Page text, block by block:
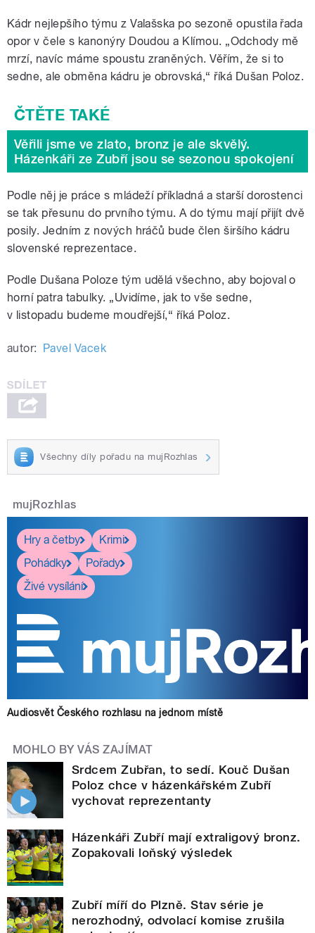
Kádr nejlepšího týmu z Valašska po sezoně opustila řada
opor v čele s kanonýry Doudou a Klímou. „Odchody mě
mrzí, navíc máme spoustu zraněných. Věřím, že si to
sedne, ale obměna kádru je obrovská,“ říká Dušan Poloz.
Věřili jsme ve zlato, bronz je ale skvělý.
Házenkáři ze Zubří jsou se sezonou spokojení
Podle něj je práce s mládeží příkladná a starší dorostenci
se tak přesunu do prvního týmu. A do týmu mají přijít dvě
posily. Jedním z nových hráčů bude člen širšího kádru
slovenské reprezentace.
Podle Dušana Poloze tým udělá všechno, aby bojoval o
horní patra tabulky. „Uvidíme, jak to vše sedne,
v listopadu budeme moudřejší,“ říká Poloz.
autor: Pavel Vacek
Všechny díly pořadu na mujRozhlas
mujRozhlas
Hry a četby
Krimi
Pohádky
Pořady
Živé vysílání
Audiosvět Českého rozhlasu na jednom místě
MOHLO BY VÁS ZAJÍMAT
Srdcem Zubřan, to sedí. Kouč Dušan
Poloz chce v házenkářském Zubří
vychovat reprezentanty
Házenkáři Zubří mají extraligový bronz.
Zopakovali loňský výsledek
Zubří míří do Plzně. Stav série je
nerozhodný, odvolací komise zrušila